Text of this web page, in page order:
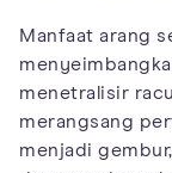
Manfaat arang
menetralisir
merangsang
menjadi